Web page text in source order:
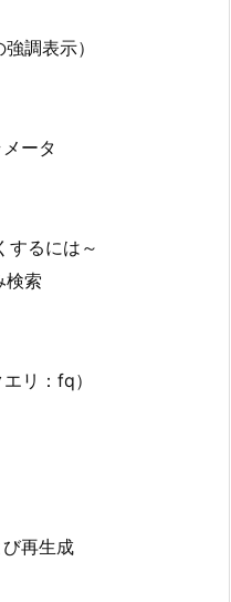
調表示）
ータ
するには～
検索
リ：fq）
再生成